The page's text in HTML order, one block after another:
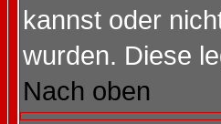
kannst oder
wurden. Diese
Nach oben